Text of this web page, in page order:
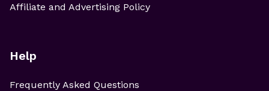
Affiliate and Advertising Policy
Help
Frequently Asked Questions